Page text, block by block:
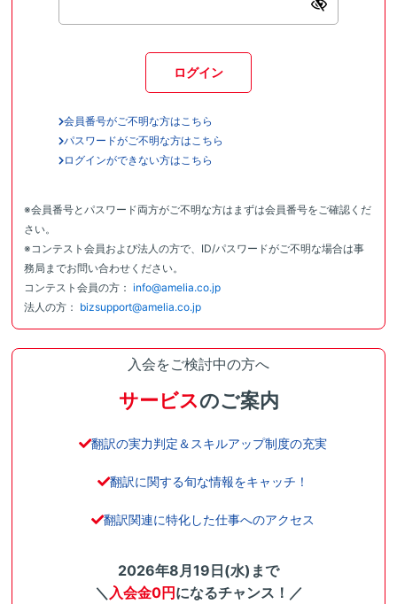
ログイン
会員番号がご不明な方はこちら
パスワードがご不明な方はこちら
ログインができない方はこちら
※会員番号とパスワード両方がご不明な方はまずは会員番号をご確認くだ
さい。
※コンテスト会員および法人の方で、ID/パスワードがご不明な場合は事
務局までお問い合わせください。
コンテスト会員の方： info@amelia.co.jp
法人の方： bizsupport@amelia.co.jp
入会をご検討中の方へ
サービスのご案内
翻訳の実力判定＆スキルアップ制度の充実
翻訳に関する旬な情報をキャッチ！
翻訳関連に特化した仕事へのアクセス
2026年8月19日(水)まで
＼ 入会金0円になるチャンス！／